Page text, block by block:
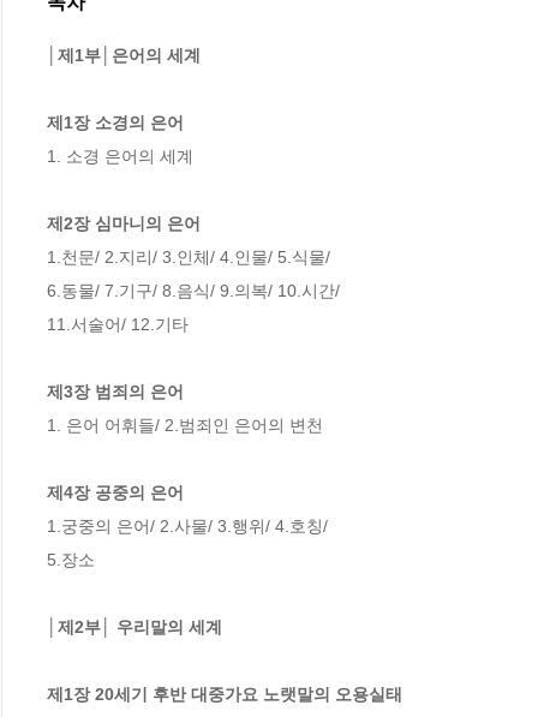
│제1부│은어의 세계
제1장 소경의 은어
1. 소경 은어의 세계
제2장 심마니의 은어
1.천문/ 2.지리/ 3.인체/ 4.인물/ 5.식물/
6.동물/ 7.기구/ 8.음식/ 9.의복/ 10.시간/
11.서술어/ 12.기타
제3장 범죄의 은어
1. 은어 어휘들/ 2.범죄인 은어의 변천
제4장 공중의 은어
1.궁중의 은어/ 2.사물/ 3.행위/ 4.호칭/
5.장소
│제2부│ 우리말의 세계
제1장 20세기 후반 대중가요 노랫말의 오용실태